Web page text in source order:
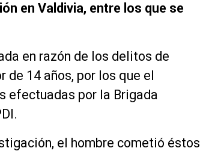
en Valdivia, entre los que se
en razón de los delitos de
de 14 años, por los que el
efectuadas por la Brigada
el hombre cometió éstos